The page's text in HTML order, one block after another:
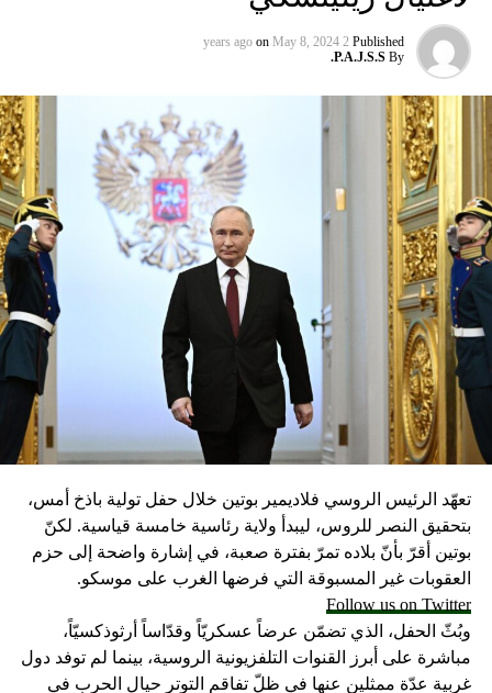
Published
2 years ago
on May 8, 2024
By
P.A.J.S.S.
تعهّد الرئيس الروسي فلاديمير بوتين خلال حفل تولية باذخ أمس،
بتحقيق النصر للروس، ليبدأ ولاية رئاسية خامسة قياسية. لكنّ
بوتين أقرّ بأنّ بلاده تمرّ بفترة صعبة، في إشارة واضحة إلى حزم
العقوبات غير المسبوقة التي فرضها الغرب على موسكو.
Follow us on Twitter
وبُثّ الحفل، الذي تضمّن عرضاً عسكريّاً وقدّاساً أرثوذكسيّاً،
مباشرة على أبرز القنوات التلفزيونية الروسية، بينما لم توفد دول
غربية عدّة ممثلين عنها في ظلّ تفاقم التوتر حيال الحرب في